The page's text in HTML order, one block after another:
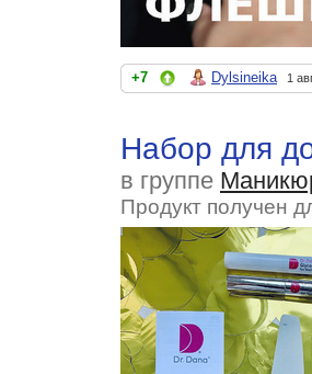
+7 Dylsineika 1
Набор для
в группе
Продукт получен